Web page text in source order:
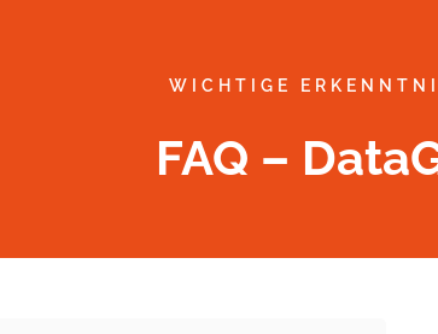
WICHTIGE
FAQ –